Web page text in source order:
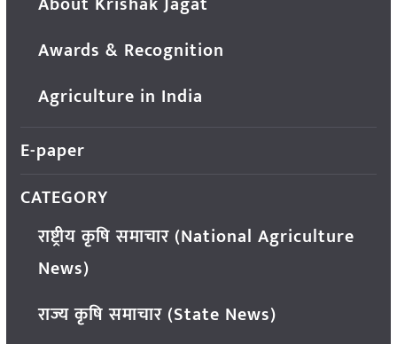
Awards & Recognition
Agriculture in India
E-paper
CATEGORY
राष्ट्रीय कृषि समाचार (National Agriculture
News)
राज्य कृषि समाचार (State News)